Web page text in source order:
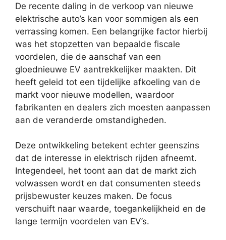
De recente daling in de verkoop van nieuwe
elektrische auto’s kan voor sommigen als een
verrassing komen. Een belangrijke factor hierbij
was het stopzetten van bepaalde fiscale
voordelen, die de aanschaf van een
gloednieuwe EV aantrekkelijker maakten. Dit
heeft geleid tot een tijdelijke afkoeling van de
markt voor nieuwe modellen, waardoor
fabrikanten en dealers zich moesten aanpassen
aan de veranderde omstandigheden.
Deze ontwikkeling betekent echter geenszins
dat de interesse in elektrisch rijden afneemt.
Integendeel, het toont aan dat de markt zich
volwassen wordt en dat consumenten steeds
prijsbewuster keuzes maken. De focus
verschuift naar waarde, toegankelijkheid en de
lange termijn voordelen van EV’s.